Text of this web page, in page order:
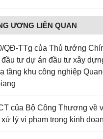
Ninh Thuận
Phú Thọ
Quảng Ninh
Sóc Trăng
Tiền Giang
Tuyên Quang
ƯƠNG LIÊN QUAN
QĐ-TTg của Thủ tướng
tư dự án đầu tư xây
tầng khu công nghiệp
của Bộ Công Thương về
lý vi phạm trong kinh